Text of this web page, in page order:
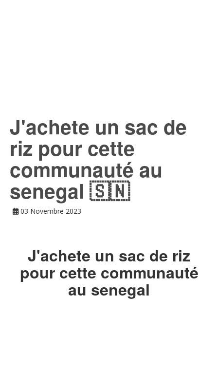
J'achete un sac de
riz pour cette
communauté au
senegal 🇸🇳
03 Novembre 2023
J'achete un sac de riz
pour cette communauté
au senegal